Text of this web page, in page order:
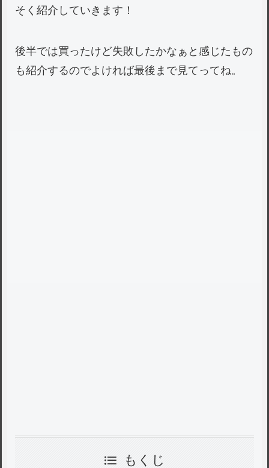
そく紹介していきます！
後半では買ったけど失敗したかなぁと感じたもの
も紹介するのでよければ最後まで見てってね。
もくじ